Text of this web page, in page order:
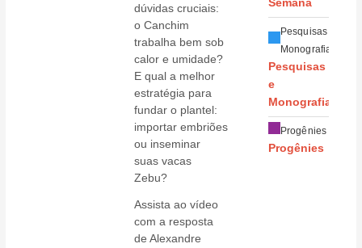
dúvidas cruciais:
o Canchim
trabalha bem sob
calor e umidade?
E qual a melhor
estratégia para
fundar o plantel:
importar embriões
ou inseminar
suas vacas
Zebu?
Assista ao vídeo
com a resposta
de Alexandre
Semana
Pesquisas e
Monografias
Pesquisas
e
Monografias
Progênies
Progênies